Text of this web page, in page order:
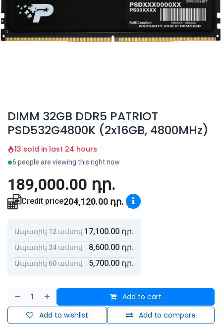
DIMM 32GB DDR5 PATRIOT
PSD532G4800K (2x16GB, 4800MHz)
13 sold in last 24 hours
6 people are viewing this right now
189,000.00 դր.
Credit price204,120.00 դր.
Ապառիկ 12 ամսով 17,100.00 դր.
Ապառիկ 24 ամսով 8,600.00 դր.
Ապառիկ 60 ամսով 5,700.00 դր.
Add to cart
Add to compare
Add to wishlist